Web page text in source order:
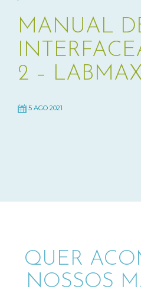
MANUAL
2 –
5 AGO 2021
QUER
NOSSOS